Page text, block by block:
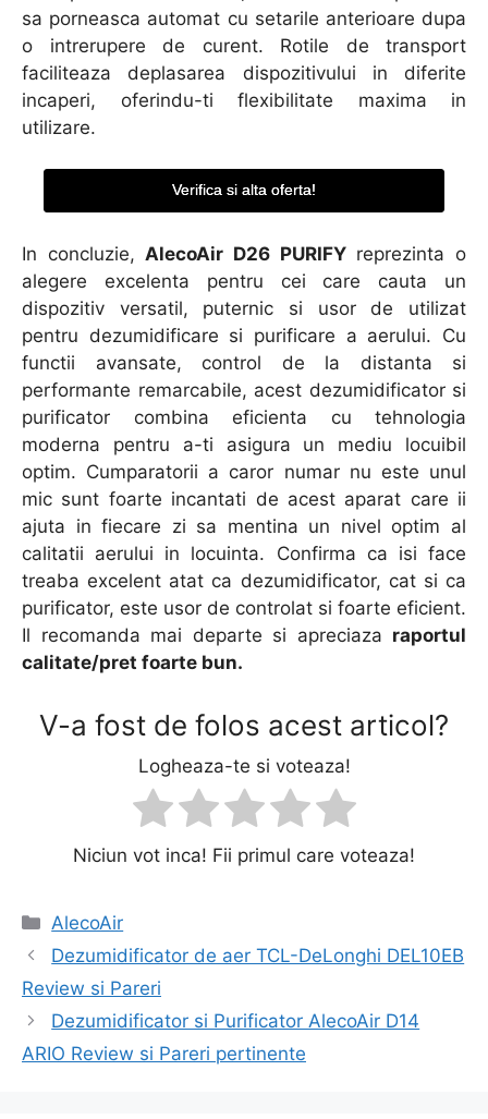
sa porneasca automat cu setarile anterioare dupa
o intrerupere de curent. Rotile de transport
faciliteaza deplasarea dispozitivului in diferite
incaperi, oferindu-ti flexibilitate maxima in
utilizare.
Verifica si alta oferta!
In concluzie, AlecoAir D26 PURIFYreprezinta o
alegere excelenta pentru cei care cauta un
dispozitiv versatil, puternic si usor de utilizat
pentru dezumidificare si purificare a aerului. Cu
functii avansate, control de la distanta si
performante remarcabile, acest dezumidificator si
purificator combina eficienta cu tehnologia
moderna pentru a-ti asigura un mediu locuibil
optim. Cumparatorii a caror numar nu este unul
mic sunt foarte incantati de acest aparat care ii
ajuta in fiecare zi sa mentina un nivel optim al
calitatii aerului in locuinta. Confirma ca isi face
treaba excelent atat ca dezumidificator, cat si ca
purificator, este usor de controlat si foarte eficient.
Il recomanda mai departe si apreciaza raportul
calitate/pret foarte bun.
V-a fost de folos acest articol?
Logheaza-te si voteaza!
Niciun vot inca! Fii primul care voteaza!
Categorii
AlecoAir
Navigare
în
Dezumidificator de aer TCL-DeLonghi DEL10EB
Review si Pareri
Dezumidificator si Purificator AlecoAir D14
ARIO Review si Pareri pertinente